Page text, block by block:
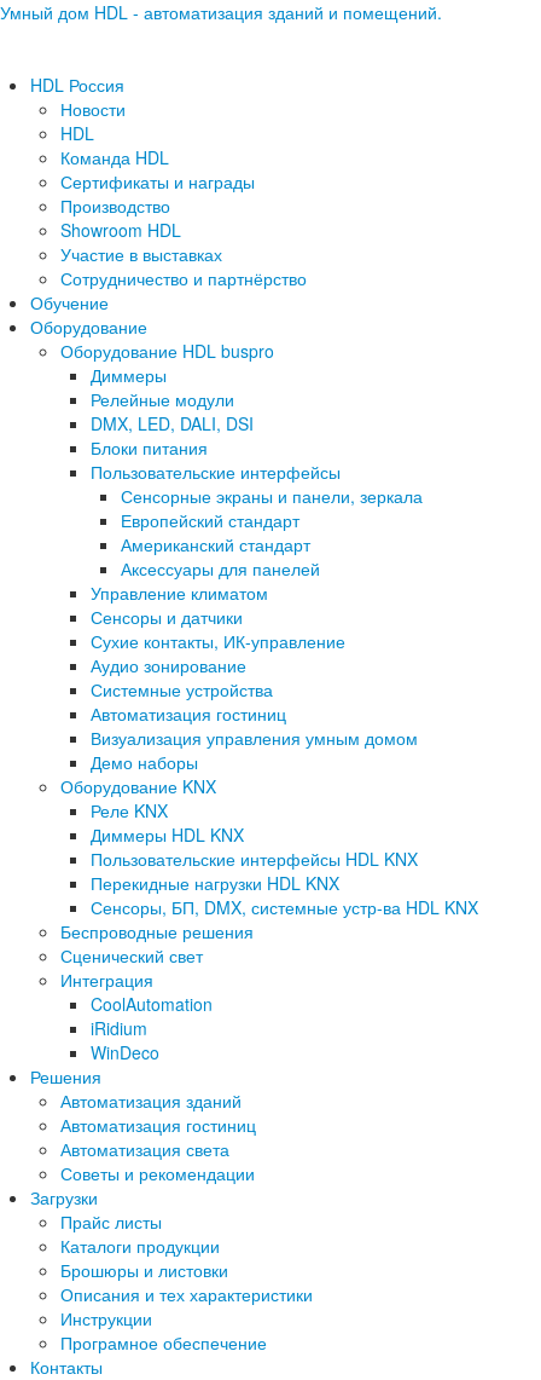
Умный дом HDL - автоматизация зданий и помещений.
HDL Россия
Новости
HDL
Команда HDL
Сертификаты и награды
Производство
Showroom HDL
Участие в выставках
Сотрудничество и партнёрство
Обучение
Оборудование
Оборудование HDL buspro
Диммеры
Релейные модули
DMX, LED, DALI, DSI
Блоки питания
Пользовательские интерфейсы
Сенсорные экраны и панели, зеркала
Европейский стандарт
Американский стандарт
Аксессуары для панелей
Управление климатом
Сенсоры и датчики
Сухие контакты, ИК-управление
Аудио зонирование
Системные устройства
Автоматизация гостиниц
Визуализация управления умным домом
Демо наборы
Оборудование KNX
Реле KNX
Диммеры HDL KNX
Пользовательские интерфейсы HDL KNX
Перекидные нагрузки HDL KNX
Сенсоры, БП, DMX, системные устр-ва HDL KNX
Беспроводные решения
Сценический свет
Интеграция
CoolAutomation
iRidium
WinDeco
Решения
Автоматизация зданий
Автоматизация гостиниц
Автоматизация света
Советы и рекомендации
Загрузки
Прайс листы
Каталоги продукции
Брошюры и листовки
Описания и тех характеристики
Инструкции
Програмное обеспечение
Контакты